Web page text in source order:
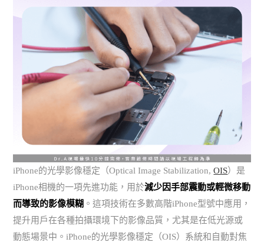
iPhone的光學影像穩定（Optical Image Stabilization,OIS）是
iPhone相機的一項先進功能，用於減少因手部震動或輕微移動
而導致的影像模糊 。這項技術在多數高階iPhone型號中應用，
提升用戶在各種拍攝環境下的影像品質，尤其是在低光源或
動態場景中。iPhone的光學影像穩定（OIS）系統和自動對焦